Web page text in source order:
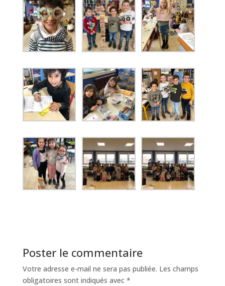
Poster le commentaire
Votre adresse e-mail ne sera pas publiée. Les champs
obligatoires sont indiqués avec *